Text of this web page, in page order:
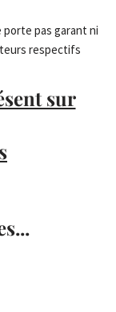
porte pas garant ni
respectifs
sur